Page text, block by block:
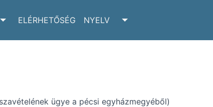
SUBMENU
TOGGLE ADATTÁR SUBMENU
ELÉRHETŐSÉG NYELV
ügye a pécsi egyházmegyéből)